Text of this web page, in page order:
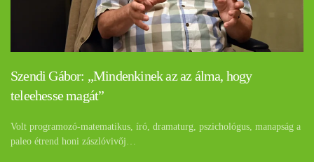
Szendi Gábor: „Mindenkinek az az álma, hogy
teleehesse magát”
Volt programozó-matematikus, író, dramaturg, pszichológus, manapság a
paleo étrend honi zászlóvivőj…